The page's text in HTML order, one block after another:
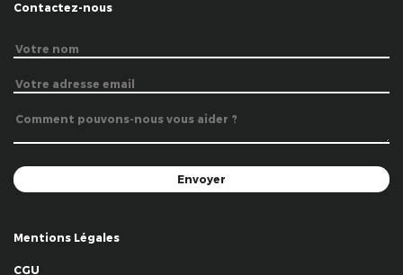
Contactez-nous
Mentions Légales
CGU